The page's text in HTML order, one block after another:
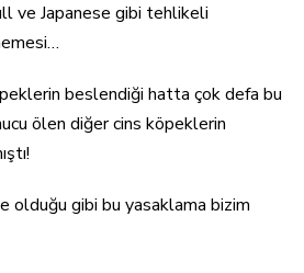
ve Japanese gibi tehlikeli
beslendiği hatta çok defa bu
ölen diğer cins köpeklerin
olduğu gibi bu yasaklama bizim